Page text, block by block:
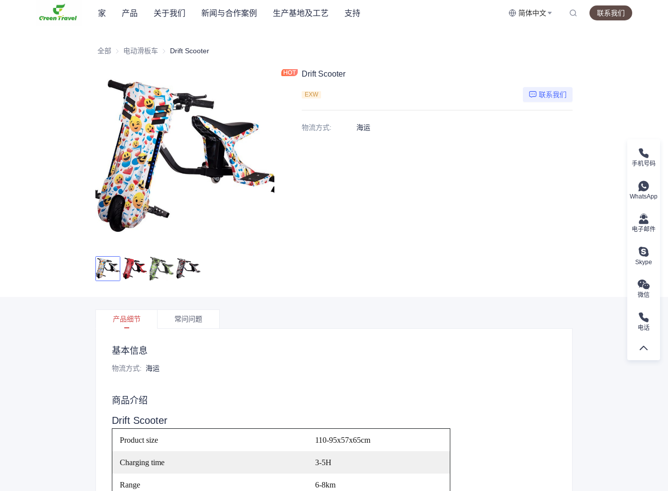
家 产品 关于我们 新闻与合作案例 生产基地及工艺 支持 简体中文 联系我们
全部 电动滑板车 电动滑板车
Drift Scooter
Drift Scooter
EXW 联系我们
物流方式: 海运
产品细节 常问问题
基本信息
物流方式: 海运
商品介绍
Drift Scooter
Product size 110-95x57x65cm
Charging time 3-5H
Range 6-8km
手机号码
WhatsApp
电子邮件
Skype
微信
电话